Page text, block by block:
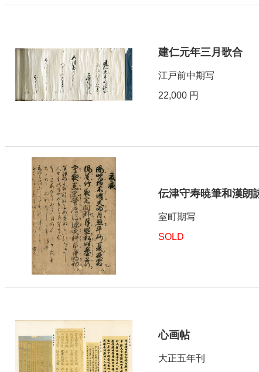
建仁元年三月歌合
江戸前中期写
22,000 円
伝津守寿暁筆和漢朗
室町期写
SOLD
心画帖
大正五年刊